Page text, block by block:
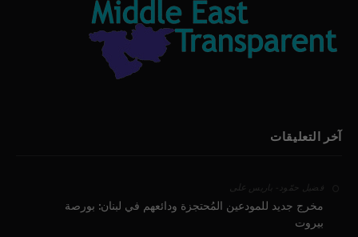
آخر التعليقات
فضيل حمّود - باريس على
مخرج جديد للمودعين المُحتجزة ودائعهم في لبنان: بورصة
بيروت